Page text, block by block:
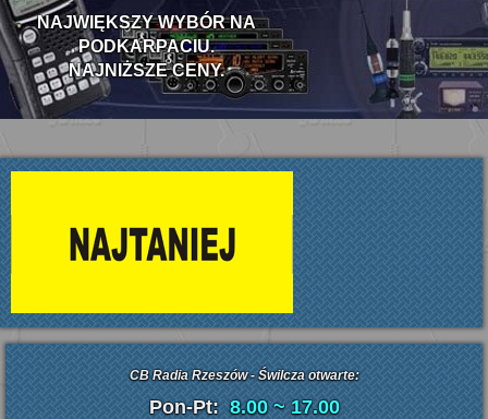
NAJWIĘKSZY WYBÓR NA
PODKARPACIU.
NAJNIŻSZE CENY.
CB Radia Rzeszów - Świlcza otwarte:
Pon-Pt:8.00 ~ 17.00